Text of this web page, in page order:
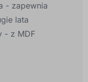
- zapewnia
lata
- z MDF